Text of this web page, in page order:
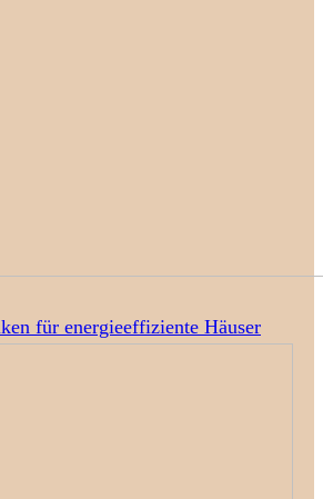
für energieeffiziente Häuser